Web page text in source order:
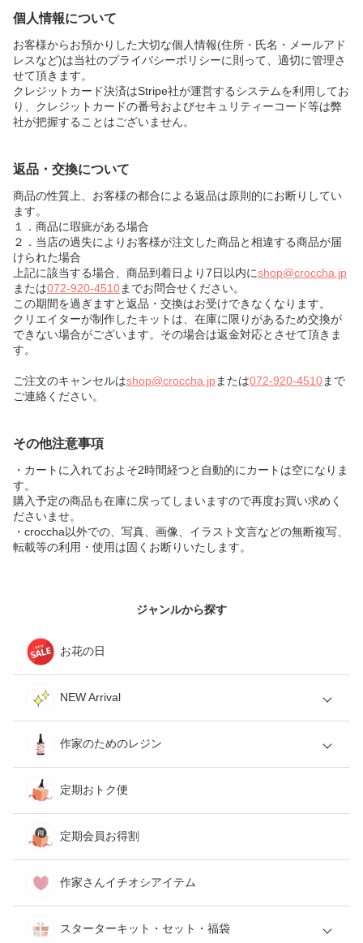
個人情報について
お客様からお預かりした大切な個人情報(住所・氏名・メールアド
レスなど)は当社のプライバシーポリシーに則って、適切に管理さ
せて頂きます。
クレジットカード決済はStripe社が運営するシステムを利用してお
り、クレジットカードの番号およびセキュリティーコード等は弊
社が把握することはございません。
返品・交換について
商品の性質上、お客様の都合による返品は原則的にお断りしてい
ます。
１．商品に瑕疵がある場合
２．当店の過失によりお客様が注文した商品と相違する商品が届
けられた場合
上記に該当する場合、商品到着日より7日以内にshop@croccha.jp
または072-920-4510までお問合せください。
この期間を過ぎますと返品・交換はお受けできなくなります。
クリエイターが制作したキットは、在庫に限りがあるため交換が
できない場合がございます。その場合は返金対応とさせて頂きま
す。
ご注文のキャンセルはshop@croccha.jpまたは072-920-4510まで
ご連絡ください。
その他注意事項
・カートに入れておよそ2時間経つと自動的にカートは空になりま
す。
購入予定の商品も在庫に戻ってしまいますので再度お買い求めく
ださいませ。
・croccha以外での、写真、画像、イラスト文言などの無断複写、
転載等の利用・使用は固くお断りいたします。
ジャンルから探す
お花の日
NEW Arrival
作家のためのレジン
定期おトク便
定期会員お得割
作家さんイチオシアイテム
スターターキット・セット・福袋